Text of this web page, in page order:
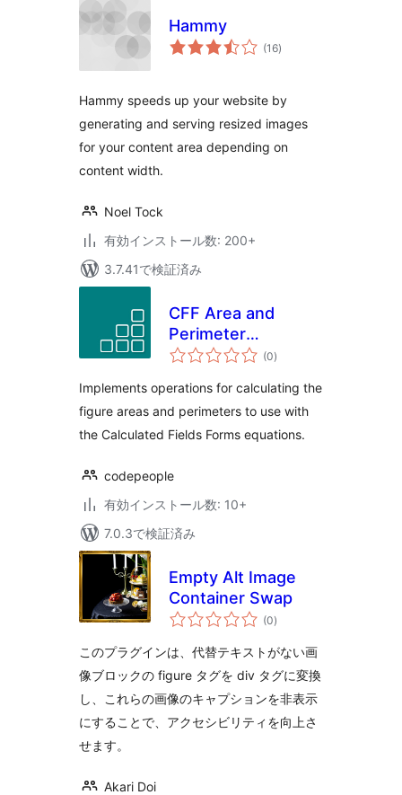
Hammy
(16個
の)
Hammy speeds up your website by
generating and serving resized images
for your content area depending on
content width.
Noel Tock
有効インストール数: 200+
3.7.41で検証済み
CFF Area and
Perimeter
Operations
(0個
の
価
)
Implements operations for calculating the
figure areas and perimeters to use with
the Calculated Fields Forms equations.
codepeople
有効インストール数: 10+
7.0.3で検証済み
Empty Alt Image
Container Swap
(0個
の
価
)
このプラグインは、代替テキストがない画
像ブロックの figure タグを div タグに変換
し、これらの画像のキャプションを非表示
にすることで、アクセシビリティを向上さ
せます。
Akari Doi